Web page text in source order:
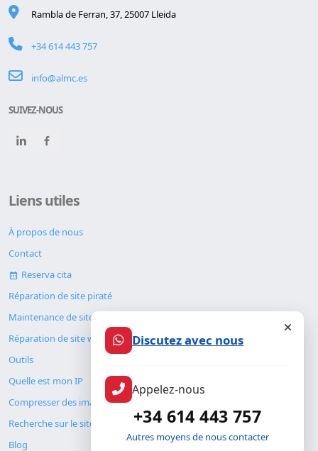
Rambla de Ferran, 37, 25007 Lleida
+34 614 443 757
info@almc.es
SUIVEZ-NOUS
Liens utiles
À propos de nous
Contact
Reserva cita
Réparation de site piraté
Maintenance de site web
Réparation de site web
Outils
Quelle est mon IP
Compresser des images
Recherche sur le site
Blog
Discutez avec nous
Appelez-nous
+34 614 443 757
Autres moyens de nous contacter